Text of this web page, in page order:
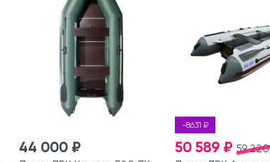
44 000 ₽
-8631 ₽
59
50 589 ₽